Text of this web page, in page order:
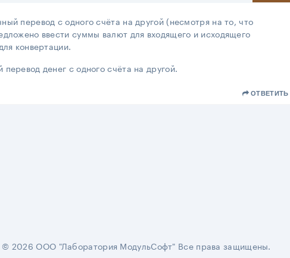
перевод с одного счёта на другой (несмотря на то, что
ввести суммы валют для входящего и исходящего
конвертации.
денег с одного счёта на другой.
ОТВЕТИТЬ
© 2026 ООО "Лаборатория МодульСофт" Все права защищены.